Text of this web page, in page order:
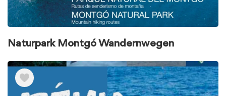
Naturpark Montgó Wandernwegen